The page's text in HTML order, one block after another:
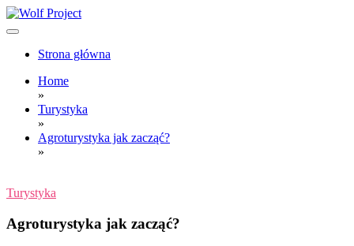
Skip
to
Wolf Project
Strona główna
Home
»
Turystyka
»
Agroturystyka jak zacząć?
»
Turystyka
Agroturystyka jak zacząć?